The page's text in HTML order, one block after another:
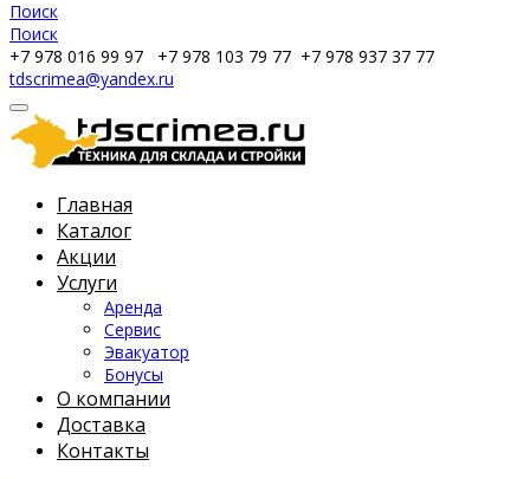
Поиск
Поиск
+7 978 016 99 97
+7 978 103 79 77 +7 978 937 37 77
tdscrimea@yandex.ru
Главная
Каталог
Акции
Услуги
Аренда
Сервис
Эвакуатор
Бонусы
О компании
Доставка
Контакты